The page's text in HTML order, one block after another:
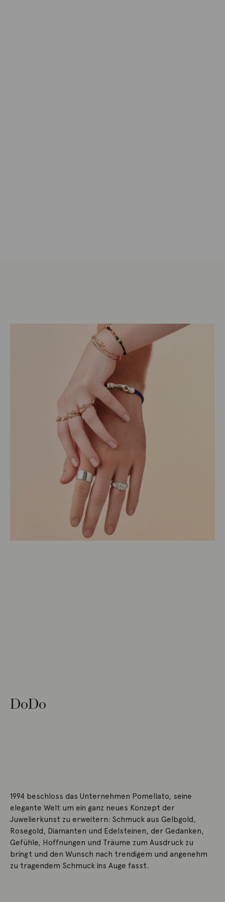
DoDo
1994 beschloss das Unternehmen Pomellato, seine
elegante Welt um ein ganz neues Konzept der
Juwelierkunst zu erweitern: Schmuck aus Gelbgold,
Rosegold, Diamanten und Edelsteinen, der Gedanken,
Gefühle, Hoffnungen und Träume zum Ausdruck zu
bringt und den Wunsch nach trendigem und angenehm
zu tragendem Schmuck ins Auge fasst.